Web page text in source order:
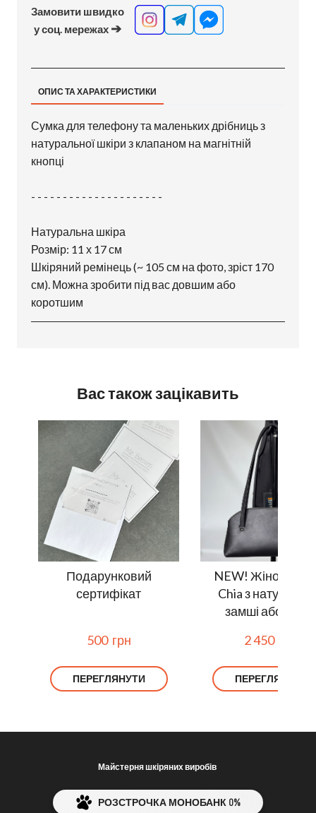
Замовити швидко
у соц. мережах ➔
ОПИС ТА ХАРАКТЕРИСТИКИ
Сумка для телефону та маленьких дрібниць з
натуральної шкіри з клапаном на магнітній
кнопці
- - - - - - - - - - - - - - - - - - - - -
Натуральна шкіра
Розмір: 11 х 17 см
Шкіряний ремінець (~ 105 см на фото, зріст 170
см). Можна зробити під вас довшим або
коротшим
Вас також зацікавить
Подарунковий
сертифікат
500  грн
ПЕРЕГЛЯНУТИ
NEW! Жіноча
Chia з
замші або шкіри
2 450  грн
ПЕРЕГЛЯНУТИ
Майстерня шкіряних виробів
РОЗСТРОЧКА МОНОБАНК 0%